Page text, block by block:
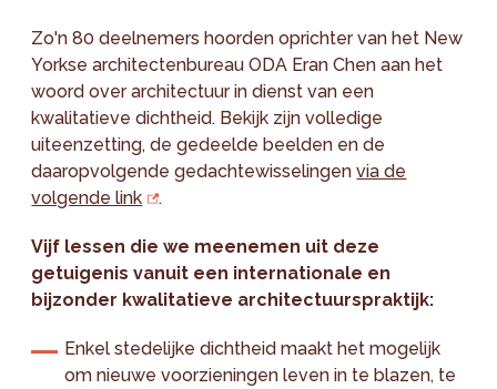
Zo'n 80 deelnemers hoorden oprichter van het New
Yorkse architectenbureau ODA Eran Chen aan het
woord over architectuur in dienst van een
kwalitatieve dichtheid. Bekijk zijn volledige
uiteenzetting, de gedeelde beelden en de
daaropvolgende gedachtewisselingenvia de
volgende link
.
Vijf lessen die we meenemen uit deze
getuigenis vanuit een internationale en
bijzonder kwalitatieve architectuurspraktijk:
Enkel stedelijke dichtheid maakt het mogelijk
om nieuwe voorzieningen leven in te blazen, te